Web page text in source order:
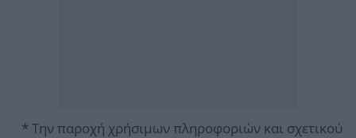
* Την παροχή χρήσιμων πληροφοριών και σχετικού